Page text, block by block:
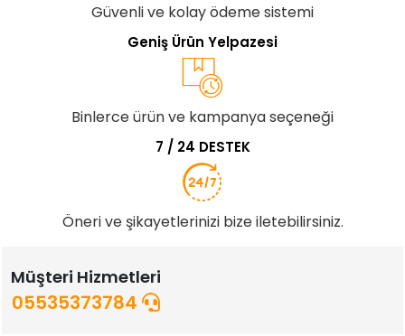
Güvenli ve kolay ödeme sistemi
Geniş Ürün Yelpazesi
Binlerce ürün ve kampanya seçeneği
7 / 24 DESTEK
Öneri ve şikayetlerinizi bize iletebilirsiniz.
Müşteri Hizmetleri
05535373784